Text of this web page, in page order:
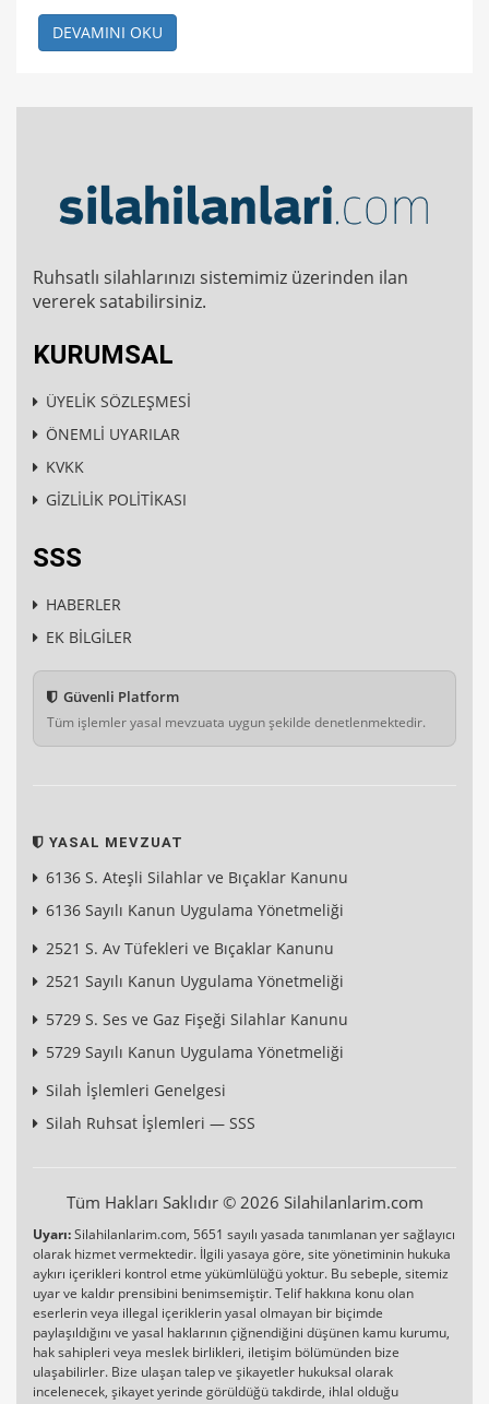
DEVAMINI OKU
Ruhsatlı silahlarınızı sistemimiz üzerinden ilan
vererek satabilirsiniz.
KURUMSAL
ÜYELİK SÖZLEŞMESİ
ÖNEMLİ UYARILAR
KVKK
GİZLİLİK POLİTİKASI
SSS
HABERLER
EK BİLGİLER
Güvenli Platform
Tüm işlemler yasal mevzuata uygun şekilde denetlenmektedir.
YASAL MEVZUAT
6136 S. Ateşli Silahlar ve Bıçaklar Kanunu
6136 Sayılı Kanun Uygulama Yönetmeliği
2521 S. Av Tüfekleri ve Bıçaklar Kanunu
2521 Sayılı Kanun Uygulama Yönetmeliği
5729 S. Ses ve Gaz Fişeği Silahlar Kanunu
5729 Sayılı Kanun Uygulama Yönetmeliği
Silah İşlemleri Genelgesi
Silah Ruhsat İşlemleri — SSS
Tüm Hakları Saklıdır © 2026 Silahilanlarim.com
Uyarı:Silahilanlarim.com, 5651 sayılı yasada tanımlanan yer sağlayıcı
olarak hizmet vermektedir. İlgili yasaya göre, site yönetiminin hukuka
aykırı içerikleri kontrol etme yükümlülüğü yoktur. Bu sebeple, sitemiz
uyar ve kaldır prensibini benimsemiştir. Telif hakkına konu olan
eserlerin veya illegal içeriklerin yasal olmayan bir biçimde
paylaşıldığını ve yasal haklarının çiğnendiğini düşünen kamu kurumu,
hak sahipleri veya meslek birlikleri, iletişim bölümünden bize
ulaşabilirler. Bize ulaşan talep ve şikayetler hukuksal olarak
incelenecek, şikayet yerinde görüldüğü takdirde, ihlal olduğu